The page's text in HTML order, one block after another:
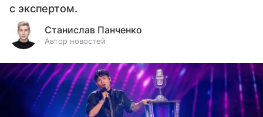
с экспертом.
Станислав Панченко
Автор новостей